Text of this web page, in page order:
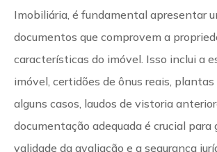
Imobiliária, é fundamental apresentar
documentos que comprovem a
características do imóvel. Isso inclui a
imóvel, certidões de ônus reais, plantas
alguns casos, laudos de vistoria
documentação adequada é crucial para
validade da avaliação e a segurança